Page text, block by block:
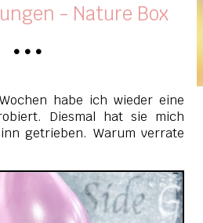
- Nature Box
• • •
habe ich wieder eine
Diesmal hat sie mich
getrieben. Warum verrate